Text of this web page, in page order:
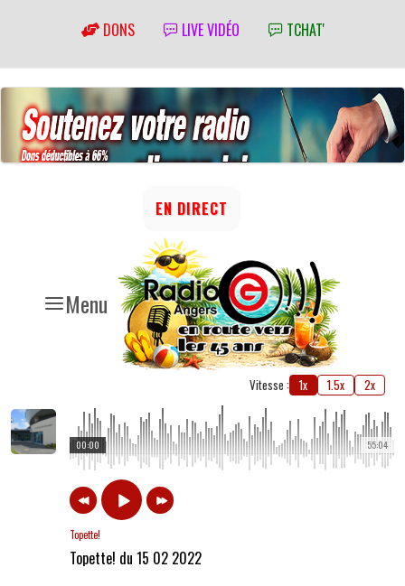
DONS LIVE VIDÉO TCHAT'
Menu
EN DIRECT
Vitesse : 1x 1.5x 2x
55:04
00:00
Topette!
Topette! du 15 02 2022